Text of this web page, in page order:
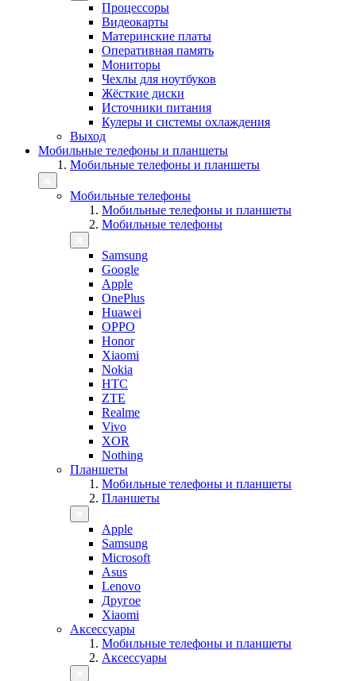
Процессоры
Видеокарты
Материнские платы
Оперативная память
Мониторы
Чехлы для ноутбуков
Жёсткие диски
Источники питания
Кулеры и системы охлаждения
Выход
Мобильные телефоны и планшеты
Мобильные телефоны и планшеты
Мобильные телефоны
Мобильные телефоны и планшеты
Мобильные телефоны
Samsung
Google
Apple
OnePlus
Huawei
OPPO
Honor
Xiaomi
Nokia
HTC
ZTE
Realme
Vivo
XOR
Nothing
Планшеты
Мобильные телефоны и планшеты
Планшеты
Apple
Samsung
Microsoft
Asus
Lenovo
Другое
Xiaomi
Аксессуары
Мобильные телефоны и планшеты
Аксессуары